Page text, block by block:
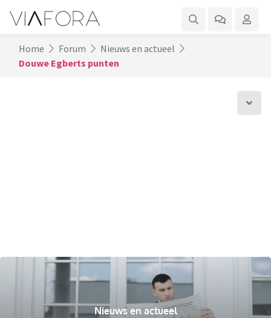
Home Forum
Nieuws en actueel
Douwe Egberts punten
Nieuws en actueel